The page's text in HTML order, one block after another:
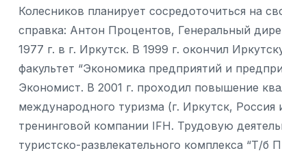
Колесников планирует сосредоточиться на
справка: Антон Процентов, Генеральный
1977 г. в г. Иркутск. В 1999 г. окончил
факультет “Экономика предприятий и
Экономист. В 2001 г. проходил повышение
международного туризма (г. Иркутск,
тренинговой компании IFH. Трудовую
туристско-развлекательного комплекса “Т/б